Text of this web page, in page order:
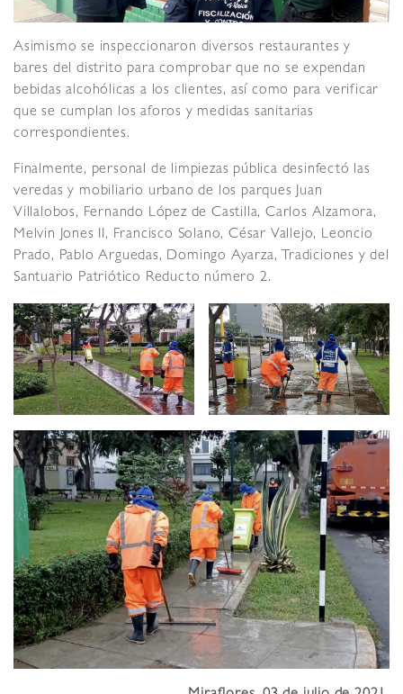
Asimismo se inspeccionaron diversos restaurantes y
bares del distrito para comprobar que no se expendan
bebidas alcohólicas a los clientes, así como para verificar
que se cumplan los aforos y medidas sanitarias
correspondientes.
Finalmente, personal de limpiezas pública desinfectó las
veredas y mobiliario urbano de los parques Juan
Villalobos, Fernando López de Castilla, Carlos Alzamora,
Melvin Jones II, Francisco Solano, César Vallejo, Leoncio
Prado, Pablo Arguedas, Domingo Ayarza, Tradiciones y del
Santuario Patriótico Reducto número 2.